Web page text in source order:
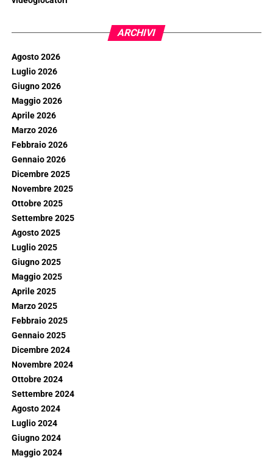
ARCHIVI
Agosto 2026
Luglio 2026
Giugno 2026
Maggio 2026
Aprile 2026
Marzo 2026
Febbraio 2026
Gennaio 2026
Dicembre 2025
Novembre 2025
Ottobre 2025
Settembre 2025
Agosto 2025
Luglio 2025
Giugno 2025
Maggio 2025
Aprile 2025
Marzo 2025
Febbraio 2025
Gennaio 2025
Dicembre 2024
Novembre 2024
Ottobre 2024
Settembre 2024
Agosto 2024
Luglio 2024
Giugno 2024
Maggio 2024